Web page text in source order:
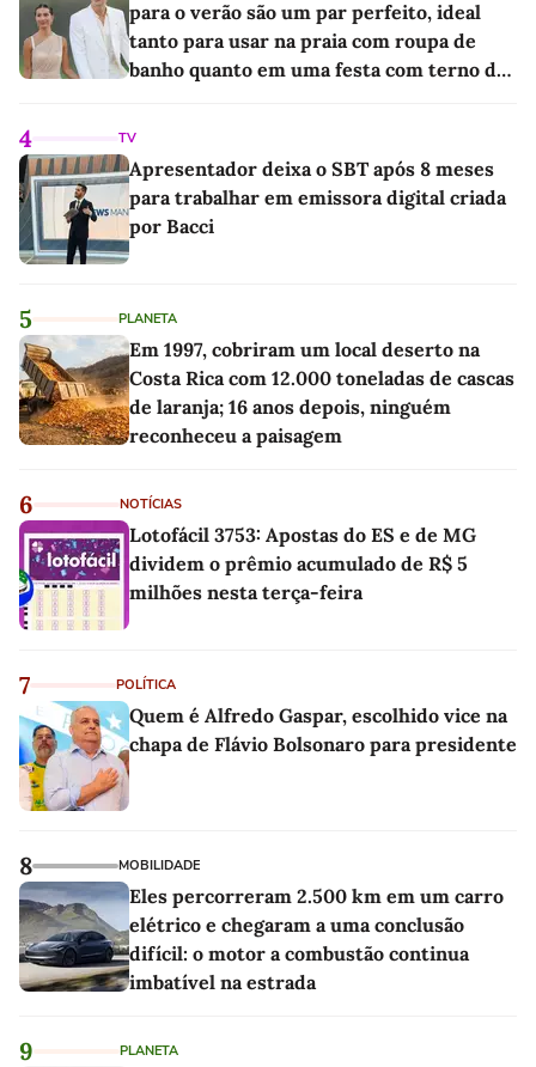
para o verão são um par perfeito, ideal
tanto para usar na praia com roupa de
banho quanto em uma festa com terno de
4 TV
Apresentador deixa o SBT após 8 meses
para trabalhar em emissora digital criada
por Bacci
5 PLANETA
Em 1997, cobriram um local deserto na
Costa Rica com 12.000 toneladas de cascas
de laranja; 16 anos depois, ninguém
reconheceu a paisagem
6 NOTÍCIAS
Lotofácil 3753: Apostas do ES e de MG
dividem o prêmio acumulado de R$ 5
milhões nesta terça-feira
7 POLÍTICA
Quem é Alfredo Gaspar, escolhido vice na
chapa de Flávio Bolsonaro para presidente
8 MOBILIDADE
Eles percorreram 2.500 km em um carro
elétrico e chegaram a uma conclusão
difícil: o motor a combustão continua
imbatível na estrada
9 PLANETA